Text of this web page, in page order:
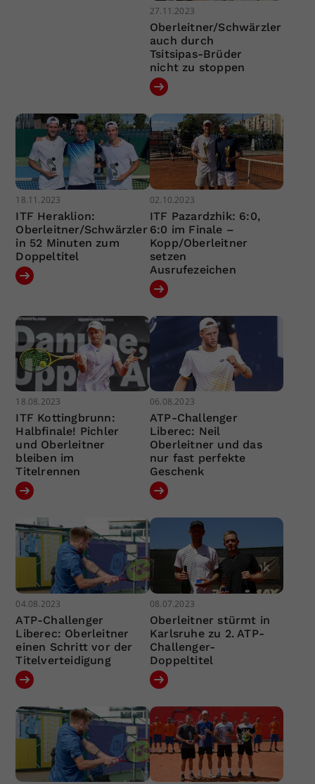
27.11.2023
Oberleitner/Schwärzler
auch durch
Tsitsipas-Brüder
nicht zu stoppen
18.11.2023
ITF Heraklion:
Oberleitner/Schwärzler
in 52 Minuten zum
Doppeltitel
02.10.2023
ITF Pazardzhik: 6:0,
6:0 im Finale –
Kopp/Oberleitner
setzen
Ausrufezeichen
18.08.2023
ITF Kottingbrunn:
Halbfinale! Pichler
und Oberleitner
bleiben im
Titelrennen
06.08.2023
ATP-Challenger
Liberec: Neil
Oberleitner und das
nur fast perfekte
Geschenk
04.08.2023
ATP-Challenger
Liberec: Oberleitner
einen Schritt vor der
Titelverteidigung
08.07.2023
Oberleitner stürmt in
Karlsruhe zu 2. ATP-
Challenger-
Doppeltitel